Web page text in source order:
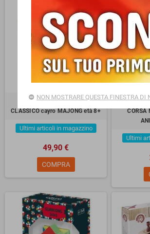
MAH JONG gioco da tavolo
CLASSICO cayro MAJONG età 8+
Ultimi articoli in magazzino
49,90 €
COMPRA
JUMPING
CORSA
Ultimi
NON MOSTRARE QUESTA FINESTRA DI